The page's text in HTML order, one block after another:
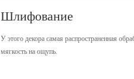
Шлифование
У этого декора самая распространенная
мягкость на ощупь.